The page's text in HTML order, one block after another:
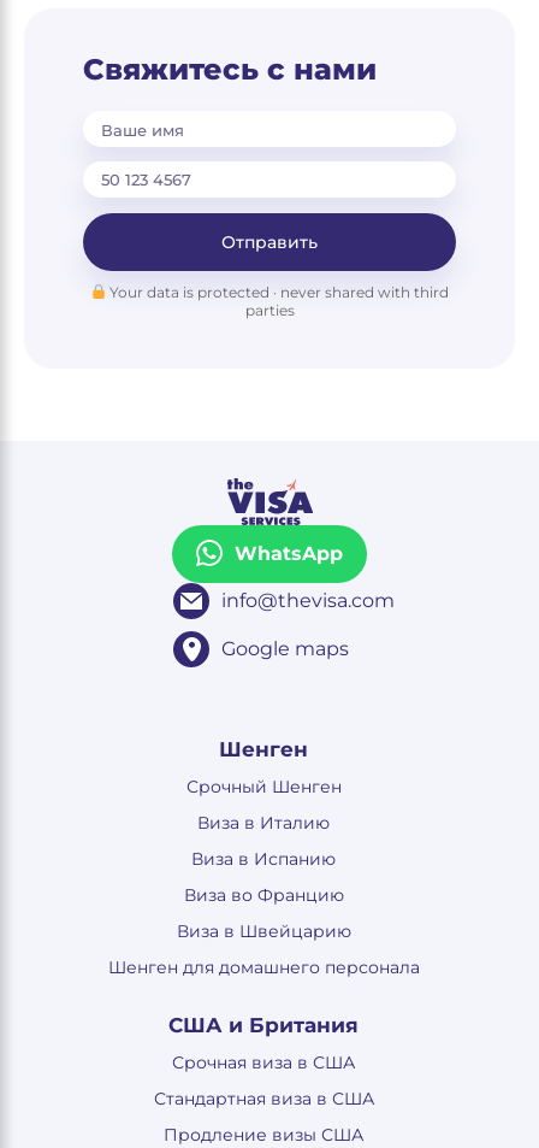
Свяжитесь с нами
Ваше имя
Отправить
Your data is protected · never shared with third
parties
WhatsApp
info@thevisa.com
Google maps
Шенген
Срочный Шенген
Виза в Италию
Виза в Испанию
Виза во Францию
Виза в Швейцарию
Шенген для домашнего персонала
США и Британия
Срочная виза в США
Стандартная виза в США
Продление визы США